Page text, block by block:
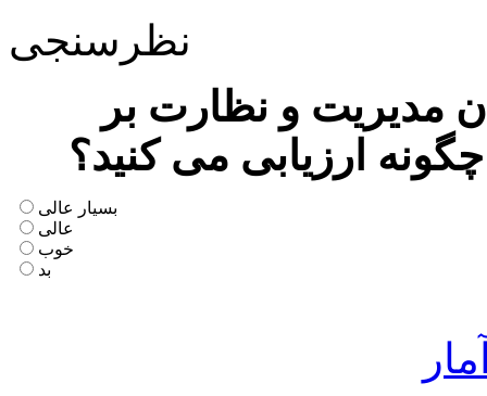
نظرسنجی
مدیریت و نظارت بر
ارزیابی می کنید؟
بسیار عالی
عالی
خوب
بد